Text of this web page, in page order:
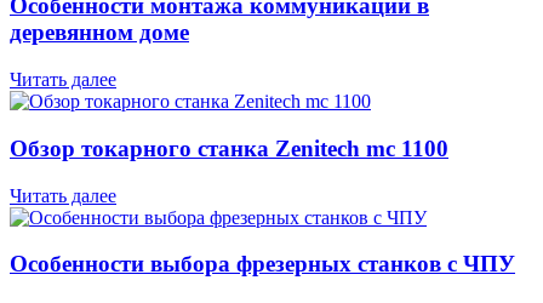
Особенности монтажа коммуникаций в
деревянном доме
Читать далее
Обзор токарного станка Zenitech mc 1100
Читать далее
Особенности выбора фрезерных станков с ЧПУ